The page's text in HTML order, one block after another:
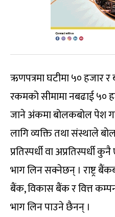
ऋणपत्रमा घटीमा ५० हजार
रकमको सीमामा नबढाई ५०
जाने अंकमा बोलकबोल पेश
लागि व्यक्ति तथा संस्थाले
प्रतिस्पर्धी वा अप्रतिस्पर्धी
भाग लिन सक्नेछन् । राष्ट्र
बैंक, विकास बैंक र वित्त
भाग लिन पाउने छैनन् ।